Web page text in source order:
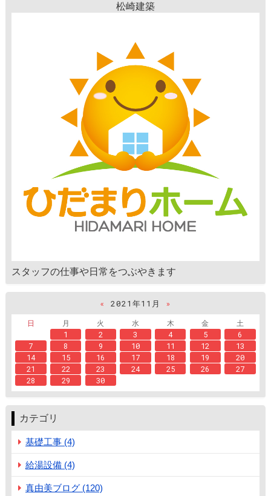
松崎建築
スタッフの仕事や日常をつぶやきます
« 2021年11月
»
日
月 火 水 木 金
土
1
2 3 4 5
6
7
8 9 10 11 12
13
14
15 16 17 18 19
20
21
22 23 24 25 26
27
28
29 30
カテゴリ
基礎工事 (4)
給湯設備 (4)
真由美ブログ (120)